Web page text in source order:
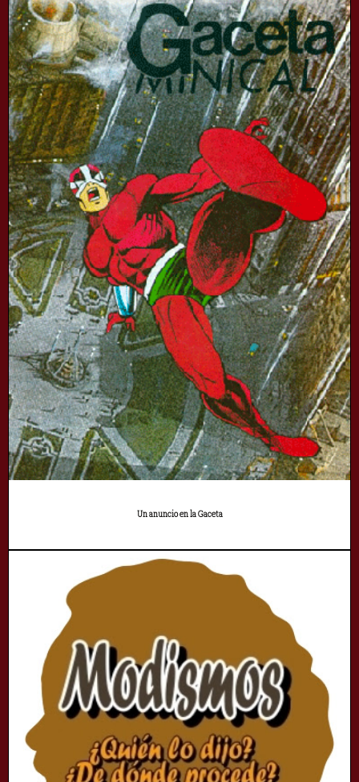
Un anuncio en la Gaceta